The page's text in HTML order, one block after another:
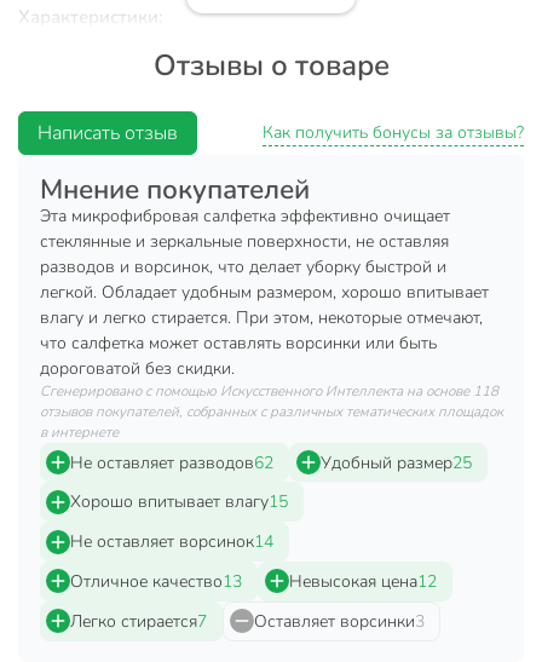
Характеристики:
Тип: салфетка бытовая.
Размер салфетки: 35х40 см.
Состав: 80% полиэстер, 20% полиамид.
Плотность: 230 гр/м2.
Преимущества:
Специализированная профессиональная салфетка
для чистки и сушки стекол, зеркал и глянца.
Идеально впитывает влагу и собирает загрязнения.
Не царапает поверхности за счёт специальной
структуры ткани.
Отлично зарекомендовала себя универсальностью
применения для гладких поверхностей.
Техническая информация
Ширина, мм
Отзывы о товаре
Написать отзыв Как получить бонусы за отзывы?
Мнение покупателей
Эта микрофибровая салфетка эффективно очищает
стеклянные и зеркальные поверхности, не оставляя
разводов и ворсинок, что делает уборку быстрой и
легкой. Обладает удобным размером, хорошо впитывает
влагу и легко стирается. При этом, некоторые отмечают,
что салфетка может оставлять ворсинки или быть
дороговатой без скидки.
Сгенерировано с помощью Искусственного Интеллекта на основе 118
отзывов покупателей, собранных с различных тематических площадок
в интернете
Не оставляет разводов62 Удобный размер25
Хорошо впитывает влагу15
Не оставляет ворсинок14
Отличное качество13 Невысокая цена12
Легко стирается7 Оставляет ворсинки3